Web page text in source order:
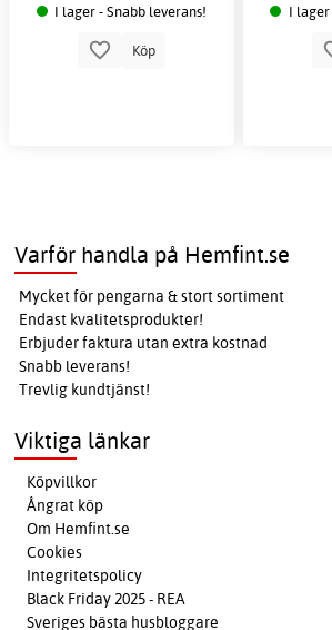
I lager - Snabb leverans!
Köp
I lager
Varför handla på Hemfint.se
Mycket för pengarna & stort sortiment
Endast kvalitetsprodukter!
Erbjuder faktura utan extra kostnad
Snabb leverans!
Trevlig kundtjänst!
Viktiga länkar
Köpvillkor
Ångrat köp
Om Hemfint.se
Cookies
Integritetspolicy
Black Friday 2025 - REA
Sveriges bästa husbloggare